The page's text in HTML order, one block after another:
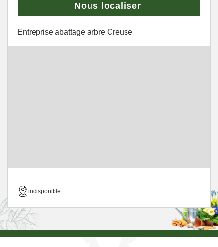
Nous localiser
Entreprise abattage arbre Creuse
indisponible